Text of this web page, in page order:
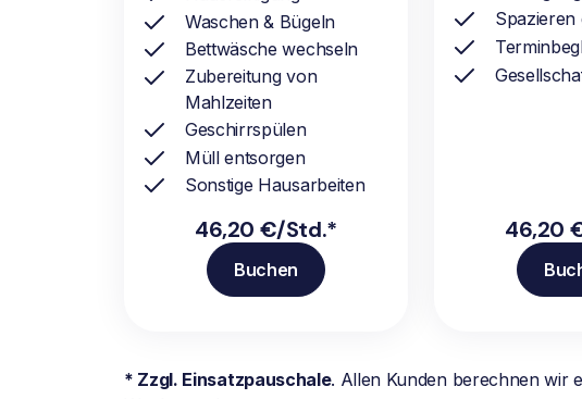
Waschen & Bügeln
Bettwäsche wechseln
Zubereitung von
Mahlzeiten
Geschirrspülen
Müll entsorgen
Sonstige Hausarbeiten
46,20 €/Std.*
Buchen
Spazieren
46,20
* Zzgl. Einsatzpauschale. Allen Kunden berechnen wir